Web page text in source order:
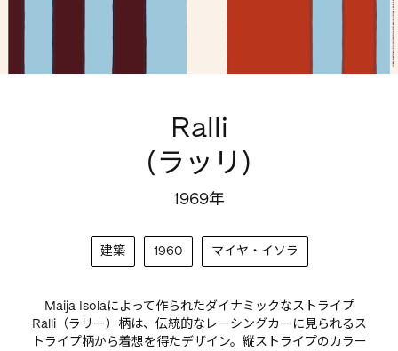
Ralli
(ラッリ)
1969年
建築 1960 マイヤ・イソラ
Maija Isolaによって作られたダイナミックなストライプ
Ralli（ラリー）柄は、伝統的なレーシングカーに見られるス
トライプ柄から着想を得たデザイン。縦ストライプのカラー